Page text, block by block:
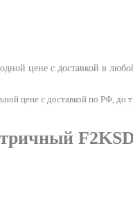
цене с доставкой в
цене с доставкой по РФ, до